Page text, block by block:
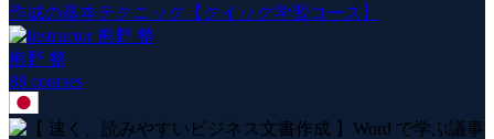
作成の基本テクニック【クイック学習コース】
熊野 整
88 courses